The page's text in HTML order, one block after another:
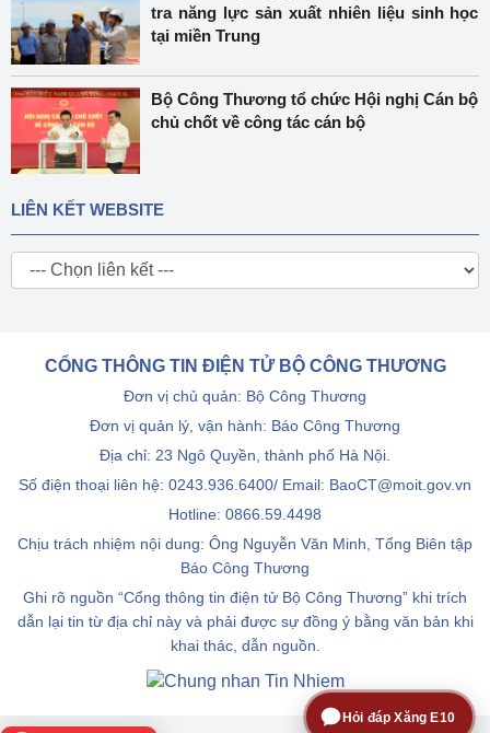
tra năng lực sản xuất nhiên liệu sinh học
tại miền Trung
Bộ Công Thương tổ chức Hội nghị Cán bộ
chủ chốt về công tác cán bộ
LIÊN KẾT WEBSITE
CỔNG THÔNG TIN ĐIỆN TỬ BỘ CÔNG THƯƠNG
Đơn vị chủ quản: Bộ Công Thương
Đơn vị quản lý, vận hành: Báo Công Thương
Địa chỉ: 23 Ngô Quyền, thành phố Hà Nội.
Số điện thoại liên hệ: 0243.936.6400/ Email: BaoCT@moit.gov.vn
Hotline: 0866.59.4498
Chịu trách nhiệm nội dung: Ông Nguyễn Văn Minh, Tổng Biên tập
Báo Công Thương
Ghi rõ nguồn “Cổng thông tin điện tử Bộ Công Thương” khi trích
dẫn lại tin từ địa chỉ này và phải được sự đồng ý bằng văn bản khi
khai thác, dẫn nguồn.
Hỏi đáp Xăng E10